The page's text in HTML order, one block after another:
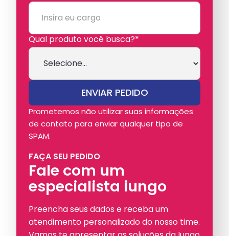
FAÇA SEU PEDIDO
Fale com um
especialista iungo
Preencha seus dados e receba um
atendimento personalizado do nosso time.
Qual produto você busca?*
Prometemos não utilizar suas informações
de contato para enviar qualquer tipo de
SPAM.